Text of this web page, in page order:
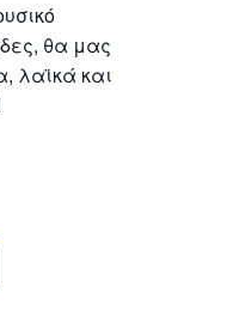
θα μας
λαϊκά και